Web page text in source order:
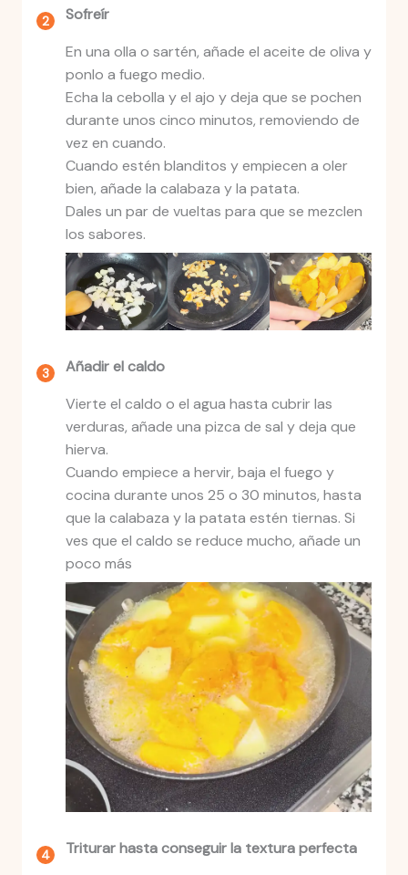
Sofreír
En una olla o sartén, añade el aceite de oliva y
ponlo a fuego medio.
Echa la cebolla y el ajo y deja que se pochen
durante unos cinco minutos, removiendo de
vez en cuando.
Cuando estén blanditos y empiecen a oler
bien, añade la calabaza y la patata.
Dales un par de vueltas para que se mezclen
los sabores.
Añadir el caldo
Vierte el caldo o el agua hasta cubrir las
verduras, añade una pizca de sal y deja que
hierva.
Cuando empiece a hervir, baja el fuego y
cocina durante unos 25 o 30 minutos, hasta
que la calabaza y la patata estén tiernas. Si
ves que el caldo se reduce mucho, añade un
poco más
Triturar hasta conseguir la textura perfecta